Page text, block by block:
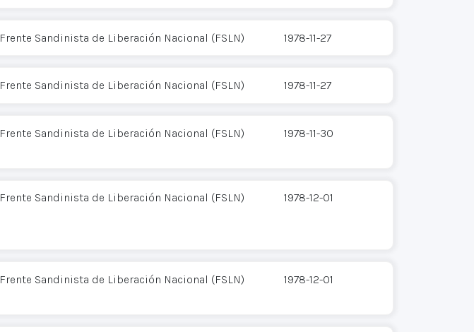
Frente Sandinista de Liberación Nacional (FSLN) 1978-11-27
Frente Sandinista de Liberación Nacional (FSLN) 1978-11-27
Frente Sandinista de Liberación Nacional (FSLN) 1978-11-30
Frente Sandinista de Liberación Nacional (FSLN) 1978-12-01
Frente Sandinista de Liberación Nacional (FSLN) 1978-12-01